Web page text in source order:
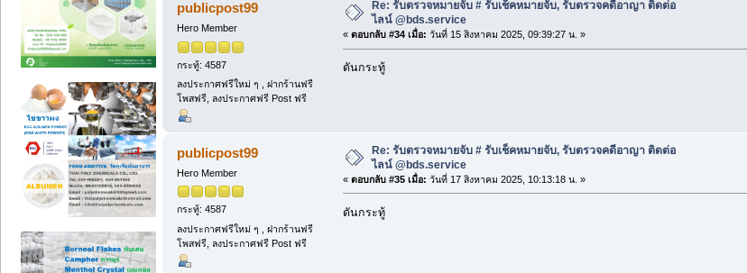
publicpost99
Hero Member
กระทู้: 4587
ลงประกาศฟรีใหม่ ๆ , ฝากร้านฟรี
โพสฟรี, ลงประกาศฟรี Post ฟรี
Re: รับตรวจหมายจับ # รับเช็คหมายจับ, รับตรวจคดีอาญา ติดต่อ
ไลน์ @bds.service
« ตอบกลับ #34 เมื่อ: วันที่ 15 สิงหาคม 2025, 09:39:27 น. »
ดันกระทู้
publicpost99
Hero Member
กระทู้: 4587
ลงประกาศฟรีใหม่ ๆ , ฝากร้านฟรี
โพสฟรี, ลงประกาศฟรี Post ฟรี
Re: รับตรวจหมายจับ # รับเช็คหมายจับ, รับตรวจคดีอาญา ติดต่อ
ไลน์ @bds.service
« ตอบกลับ #35 เมื่อ: วันที่ 17 สิงหาคม 2025, 10:13:18 น. »
ดันกระทู้